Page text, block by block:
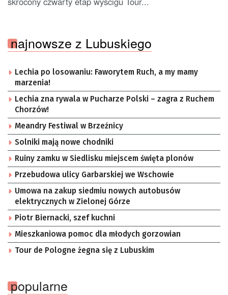
najnowsze z Lubuskiego
Lechia po losowaniu: Faworytem Ruch, a my mamy
marzenia!
Lechia zna rywala w Pucharze Polski – zagra z Ruchem
Chorzów!
Meandry Festiwal w Brzeźnicy
Solniki mają nowe chodniki
Ruiny zamku w Siedlisku miejscem święta plonów
Przebudowa ulicy Garbarskiej we Wschowie
Umowa na zakup siedmiu nowych autobusów
elektrycznych w Zielonej Górze
Piotr Biernacki, szef kuchni
Mieszkaniowa pomoc dla młodych gorzowian
Tour de Pologne żegna się z Lubuskim
popularne